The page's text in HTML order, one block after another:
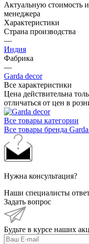
Актуальную стоимость
менеджера
Характеристики
Страна производства
—
Индия
Фабрика
—
Garda decor
Все характеристики
Цена действительна
отличаться от цен в
Все товары категории
Все товары бренда
Нужна консультация?
Наши специалисты
Задать вопрос
Будьте в курсе наших